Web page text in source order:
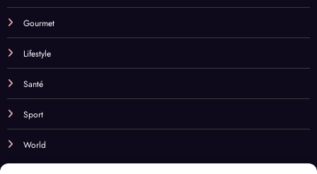
Gourmet
Lifestyle
Santé
Sport
World